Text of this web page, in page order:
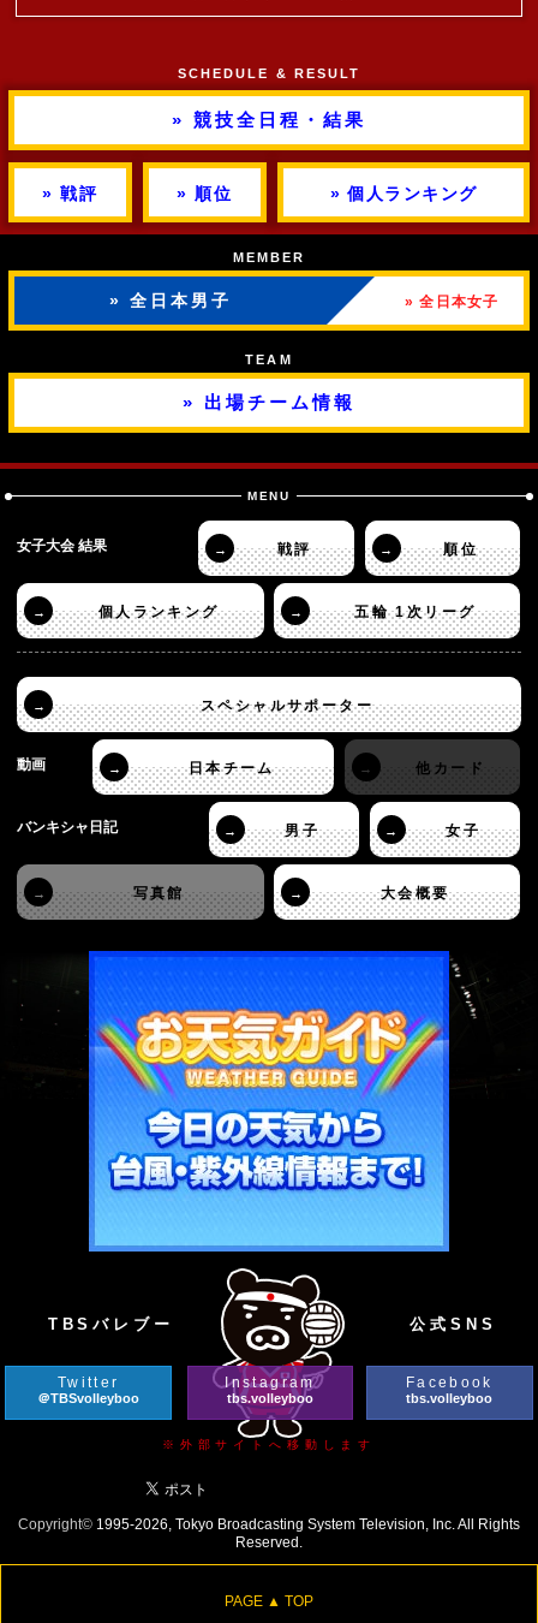
SCHEDULE & RESULT
» 競技全日程・結果
» 戦評 » 順位 » 個人ランキング
MEMBER
» 全日本男子 » 全日本女子
TEAM
» 出場チーム情報
MENU
女子大会 結果 → 戦評 → 順位
→ 個人ランキング → 五輪 1次リーグ
→ スペシャルサポーター
動画 → 日本チーム → 他カード
バンキシャ日記 → 男子 → 女子
→ 写真館 → 大会概要
TBSバレブー 公式SNS
Twitter
＠TBSvolleyboo
Facebook
tbs.volleyboo
Instagram
tbs.volleyboo
※外部サイトへ移動します
PAGE ▲ TOP
Copyright© 1995-2026, Tokyo Broadcasting System Television, Inc. All Rights
Reserved.